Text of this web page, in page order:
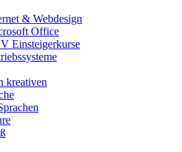
& Webdesign
Office
Einsteigerkurse
kreativen